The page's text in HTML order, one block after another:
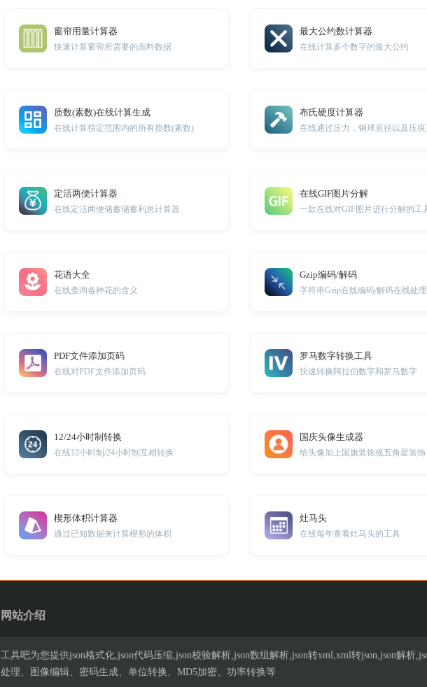
窗帘用量计算器
快速计算窗帘所需要的面料数据
最大公约数计算器
在线计算多个数字的最大公约
质数(素数)在线计算生成
在线计算指定范围内的所有质数(素数)
布氏硬度计算器
定活两便计算器
在线定活两便储蓄储蓄利息计算器
在线GIF图片分解
一款在线对GIF图片进行分解的工
花语大全
在线查询各种花的含义
Gzip编码/解码
字符串Gzip在线编码/解码在线处
PDF文件添加页码
在线对PDF文件添加页码
罗马数字转换工具
快速转换阿拉伯数字和罗马数字
12/24小时制转换
在线12小时制/24小时制互相转换
国庆头像生成器
给头像加上国旗装饰或五角星装饰
楔形体积计算器
通过已知数据来计算楔形的体积
灶马头
在线每年查看灶马头的工具
网站介绍
工具吧为您提供json格式化,json代码压缩,json校验解析,json数组解析,json转xml,xml转json,json解析
处理、图像编辑、密码生成、单位转换、MD5加密、功率转换等